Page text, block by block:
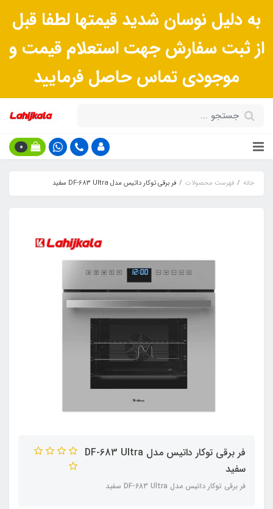
به دلیل نوسان شدید قیمتها لطفا قبل
از ثبت سفارش جهت استعلام قیمت و
موجودی تماس حاصل فرمایید
0
خانه فهرست محصولات فر برقی توکار داتیس مدل DF-683 Ultra سفید
فر برقی توکار داتیس مدل DF-683 Ultra
سفید
فر برقی توکار داتیس مدل DF-683 Ultra سفید